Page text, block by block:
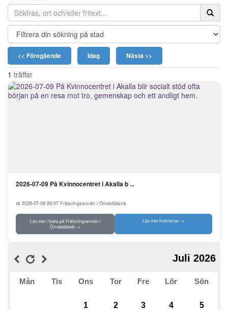
<< Föregående Idag Nästa >>
1 träffar
2026-07-09 På Kvinnocentret i Akalla b ...
📅 2026-07-09 26:07 Frälsningsarmén i Örnsköldsvik
Läs mer / boka på Frälsningsarmén i
Örnsköldsvik →
Läs mer hubnet.se →
Juli 2026
Mån Tis Ons Tor Fre Lör Sön
1 2 3 4 5